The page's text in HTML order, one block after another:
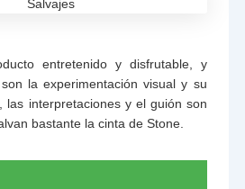
entretenido y disfrutable, y
la experimentación visual y su
las interpretaciones y el guión son
bastante la cinta de Stone.